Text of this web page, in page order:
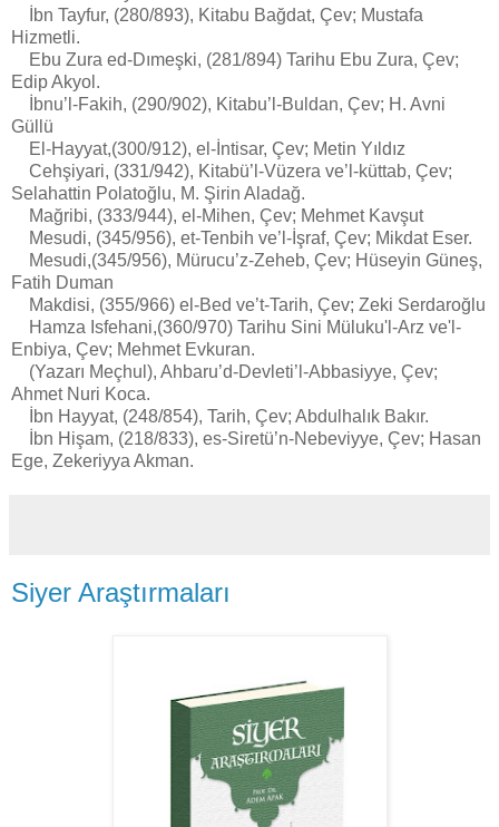
İbn Tayfur, (280/893), Kitabu Bağdat, Çev; Mustafa
Hizmetli.
Ebu Zura ed-Dımeşki, (281/894) Tarihu Ebu Zura, Çev;
Edip Akyol.
İbnu’l-Fakih, (290/902), Kitabu’l-Buldan, Çev; H. Avni
Güllü
El-Hayyat,(300/912), el-İntisar, Çev; Metin Yıldız
Cehşiyari, (331/942), Kitabü’l-Vüzera ve’l-küttab, Çev;
Selahattin Polatoğlu, M. Şirin Aladağ.
Mağribi, (333/944), el-Mihen, Çev; Mehmet Kavşut
Mesudi, (345/956), et-Tenbih ve’l-İşraf, Çev; Mikdat Eser.
Mesudi,(345/956), Mürucu’z-Zeheb, Çev; Hüseyin Güneş,
Fatih Duman
Makdisi, (355/966) el-Bed ve’t-Tarih, Çev; Zeki Serdaroğlu
Hamza Isfehani,(360/970) Tarihu Sini Müluku'l-Arz ve'l-
Enbiya, Çev; Mehmet Evkuran.
(Yazarı Meçhul), Ahbaru’d-Devleti’l-Abbasiyye, Çev;
Ahmet Nuri Koca.
İbn Hayyat, (248/854), Tarih, Çev; Abdulhalık Bakır.
İbn Hişam, (218/833), es-Siretü’n-Nebeviyye, Çev; Hasan
Ege, Zekeriyya Akman.
Siyer Araştırmaları